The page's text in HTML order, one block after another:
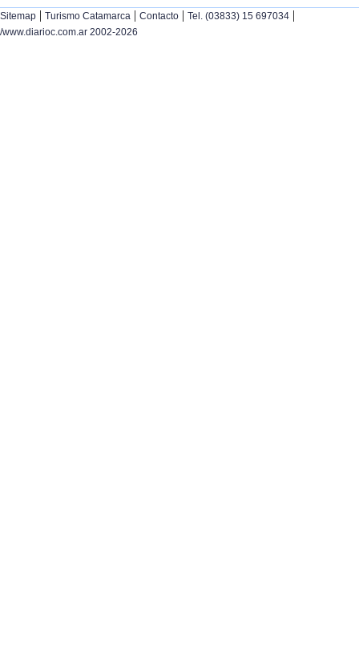
Sitemap | Turismo Catamarca | Contacto | Tel. (03833) 15 697034 |
/www.diarioc.com.ar 2002-2026